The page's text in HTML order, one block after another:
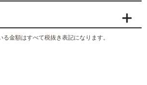
金額はすべて税抜き表記になります。